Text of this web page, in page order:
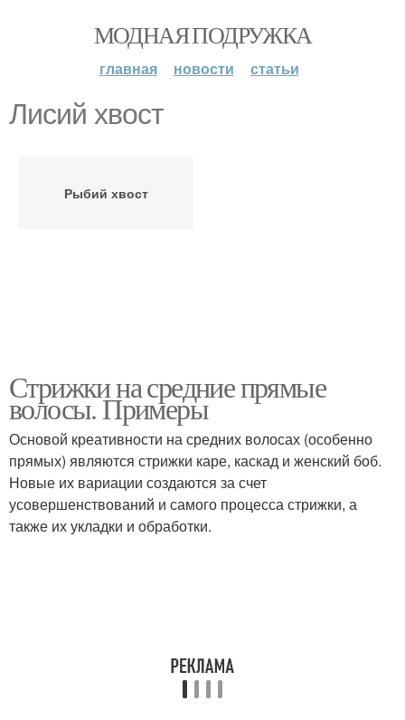
МОДНАЯ ПОДРУЖКА
главная новости статьи
Лисий хвост
Рыбий хвост
Стрижки на средние прямые
волосы. Примеры
Основой креативности на средних волосах (особенно
прямых) являются стрижки каре, каскад и женский боб.
Новые их вариации создаются за счет
усовершенствований и самого процесса стрижки, а
также их укладки и обработки.